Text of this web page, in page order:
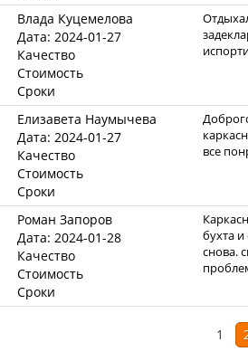
Влада Куцемелова
Дата: 2024-01-27
Качество
Стоимость
Сроки
Елизавета Наумычева
Дата: 2024-01-27
Качество
Стоимость
Сроки
все
Роман Запоров
Дата: 2024-01-28
Качество
Стоимость
Сроки
бухта
снова.
1